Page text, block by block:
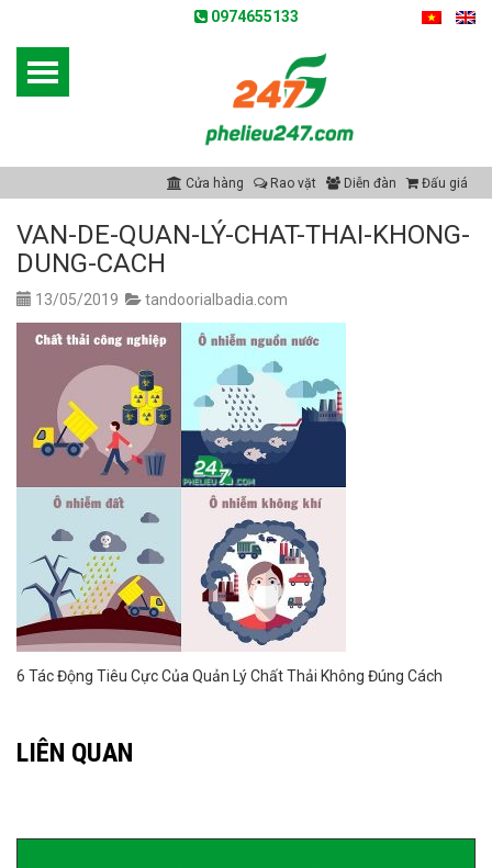
0974655133
Cửa hàng Rao vặt Diễn đàn Đấu giá
VAN-DE-QUAN-LÝ-CHAT-THAI-KHONG-
DUNG-CACH
13/05/2019 tandoorialbadia.com
6 Tác Động Tiêu Cực Của Quản Lý Chất Thải Không Đúng Cách
LIÊN QUAN